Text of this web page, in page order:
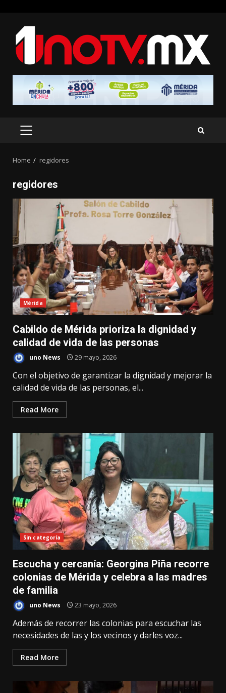
content
PRIMARY
Home regidores
regidores
Mérida
Cabildo de Mérida prioriza la dignidad y
calidad de vida de las personas
uno News 29 mayo, 2026
Con el objetivo de garantizar la dignidad y mejorar la
calidad de vida de las personas, el...
Read More
Sin categoría
Escucha y cercanía: Georgina Piña recorre
colonias de Mérida y celebra a las madres
de familia
uno News 23 mayo, 2026
Además de recorrer las colonias para escuchar las
necesidades de las y los vecinos y darles voz...
Read More